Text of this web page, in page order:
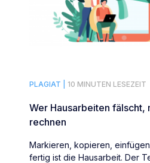
PLAGIAT | 10 MINUTEN LESEZEIT
Wer Hausarbeiten fälscht,
rechnen
Markieren, kopieren,
fertig ist die Hausarbeit. Der